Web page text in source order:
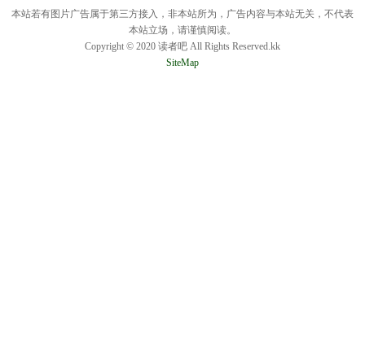
本站若有图片广告属于第三方接入，非本站所为，广告内容与本站无关，不代表
本站立场，请谨慎阅读。
Copyright © 2020 读者吧 All Rights Reserved.kk
SiteMap